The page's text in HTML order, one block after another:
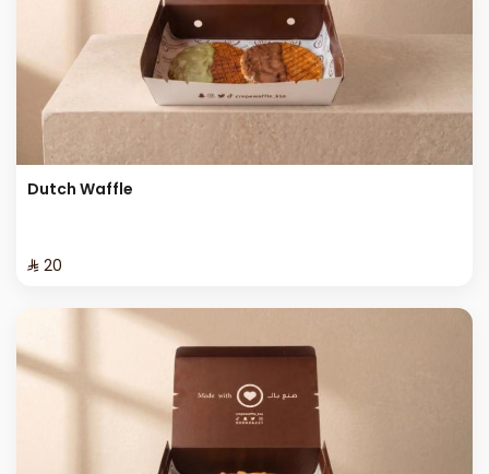
Dutch Waffle
⁨⁦‪‬ 20⁩